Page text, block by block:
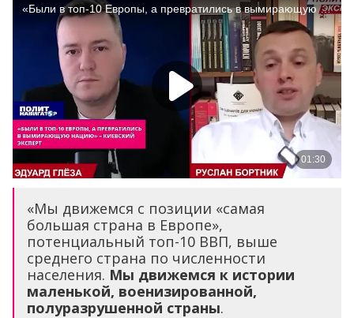
«Мы движемся с позиции «самая
большая страна в Европе»,
потенциальный топ-10 ВВП, выше
среднего страна по численности
населения. Мы движемся к истории
маленькой, военизированной,
полуразрушенной страны.